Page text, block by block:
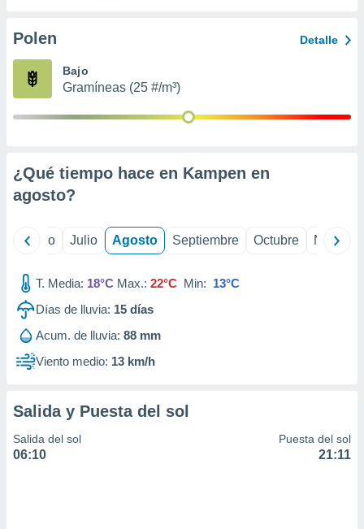
e
mediante
de
1199
Polen Detalle
Bajo
Gramíneas (25 #/m³)
¿Qué tiempo hace en Kampen en
agosto?
Junio Julio Agosto Septiembre Octubre
T. Media: 18°C Max.: 22°C Min: 13°C
Días de lluvia: 15 días
Acum. de lluvia: 88 mm
Viento medio: 13 km/h
Salida y Puesta del sol
Salida del sol
06:10
Puesta del sol
21:11